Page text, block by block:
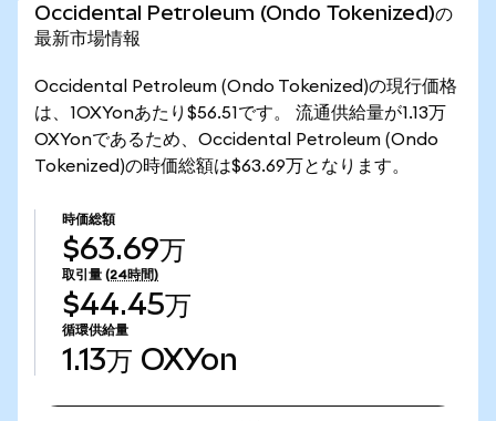
Occidental Petroleum (Ondo Tokenized)の
最新市場情報
Occidental Petroleum (Ondo Tokenized)の現行価格
は、1OXYonあたり$56.51です。 流通供給量が1.13万
OXYonであるため、Occidental Petroleum (Ondo
Tokenized)の時価総額は$63.69万となります。
時価総額
$63.69万
取引量 (24時間)
$44.45万
循環供給量
1.13万 OXYon